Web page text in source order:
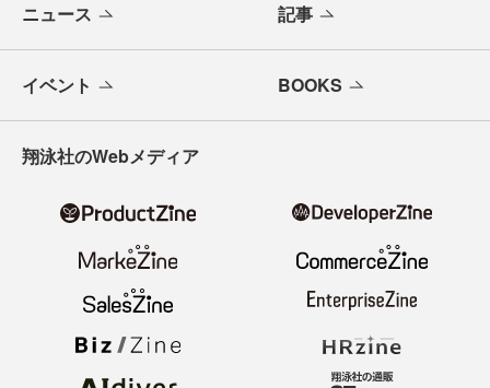
ニュース 記事
イベント BOOKS
翔泳社のWebメディア